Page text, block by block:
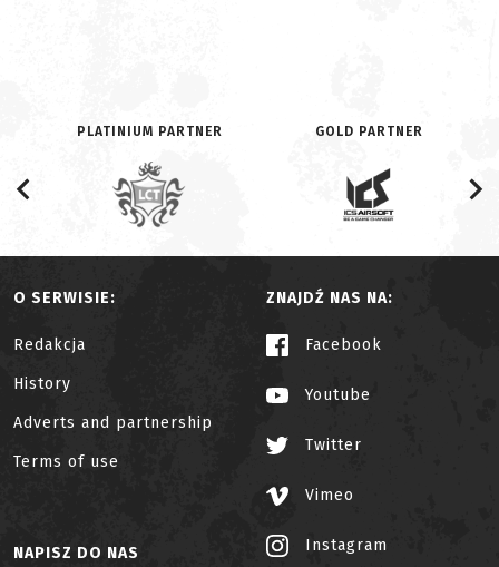
PLATINIUM PARTNER GOLD PARTNER
O SERWISIE:
Redakcja
History
Adverts and partnership
Terms of use
ZNAJDŹ NAS NA:
Facebook
Youtube
Twitter
Vimeo
Instagram
NAPISZ DO NAS